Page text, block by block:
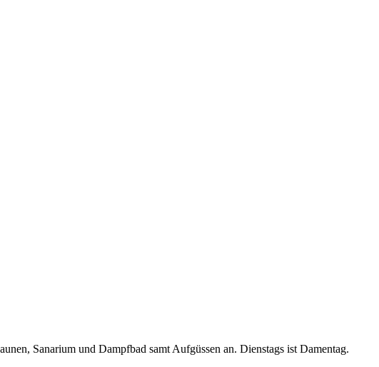
Sanarium und Dampfbad samt Aufgüssen an. Dienstags ist Damentag.